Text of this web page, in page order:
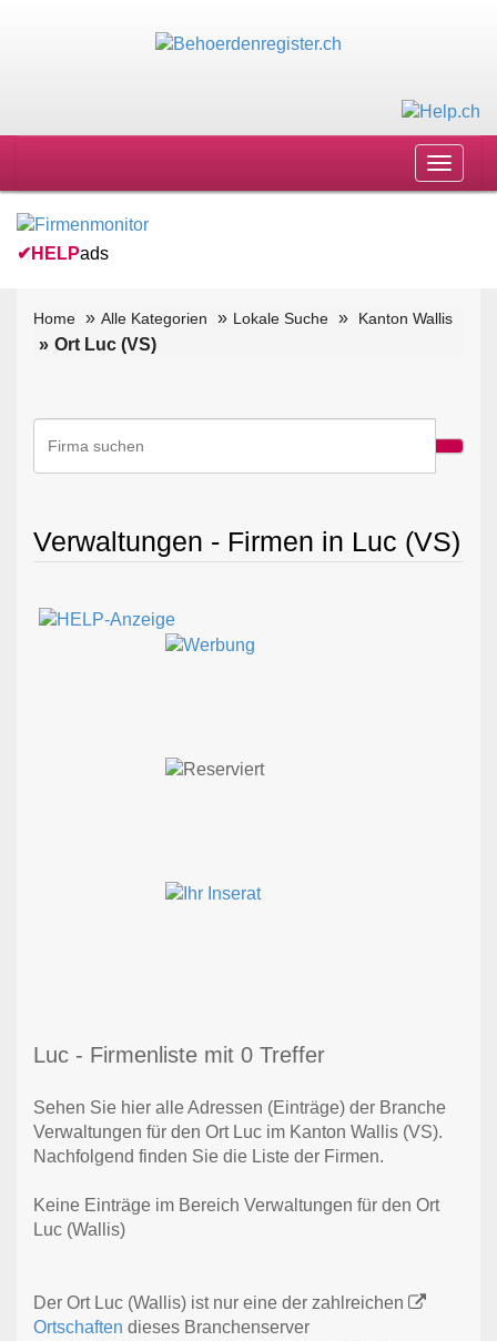
Toggle
✔ HELPads
Home Alle Kategorien Lokale Suche Kanton Wallis
Ort Luc (VS)
Verwaltungen - Firmen in Luc (VS)
Luc - Firmenliste mit 0 Treffer
Sehen Sie hier alle Adressen (Einträge) der Branche
Verwaltungen für den Ort Luc im Kanton Wallis (VS).
Nachfolgend finden Sie die Liste der Firmen.
Keine Einträge im Bereich Verwaltungen für den Ort
Luc (Wallis)
Der Ort Luc (Wallis) ist nur eine der zahlreichen
Ortschaften dieses Branchenserver